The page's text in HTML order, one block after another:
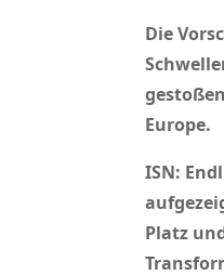
Die
Europe.
ISN:
Platz